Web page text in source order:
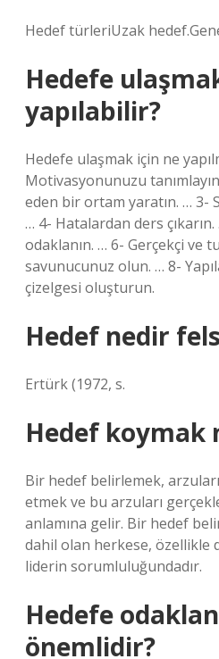
Hedef türleriUzak
Hedefe
yapılabilir?
Hedefe ulaşmak için ne
Motivasyonunuzu
eden bir ortam yaratın. … 3-
… 4- Hatalardan ders çıkarın.
odaklanın. … 6- Gerçekçi ve
savunucunuz olun. … 8-
çizelgesi oluşturun.
Hedef nedir
Ertürk (1972, s.
Hedef koymak
Bir hedef belirlemek,
etmek ve bu arzuları
anlamına gelir. Bir hedef
dahil olan herkese, özellikle
liderin sorumluluğundadır.
Hedefe
önemlidir?